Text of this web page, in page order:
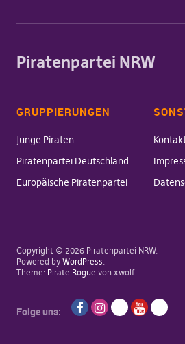
Piratenpartei NRW
GRUPPIERUNGEN
Junge Piraten
Piratenpartei Deutschland
Europäische Piratenpartei
Copyright © 2026 Piratenpartei NRW
Powered by WordPress
Theme: Pirate Rogue von xwolf
Folge uns: